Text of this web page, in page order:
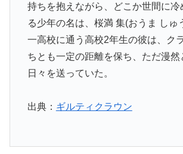
持ちを抱えながら、どこか世間に冷
る少年の名は、桜満 集(おうま しゅ
一高校に通う高校2年生の彼は、ク
ちとも一定の距離を保ち、ただ漫然
日々を送っていた。
出典： ギルティクラウン